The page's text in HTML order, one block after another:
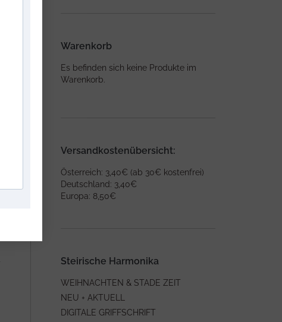
Warenkorb
Es befinden sich keine Produkte im
Warenkorb.
Versandkostenübersicht:
Österreich: 3,40€ (ab 30€ kostenfrei)
Deutschland: 3,40€
Europa: 8,50€
Steirische Harmonika
WEIHNACHTEN & STADE ZEIT
NEU + AKTUELL
DIGITALE GRIFFSCHRIFT